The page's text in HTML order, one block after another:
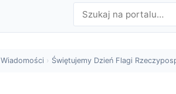
Wiadomości › Świętujemy Dzień Flagi